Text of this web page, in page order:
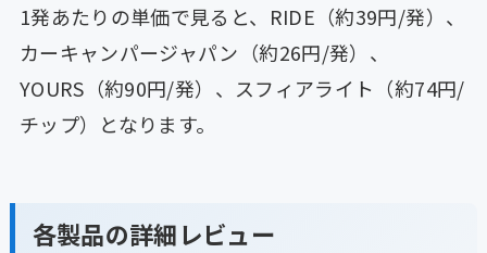
1発あたりの単価で見ると、RIDE（約39円/発）、
カーキャンパージャパン（約26円/発）、
YOURS（約90円/発）、スフィアライト（約74円/
チップ）となります。
各製品の詳細レビュー